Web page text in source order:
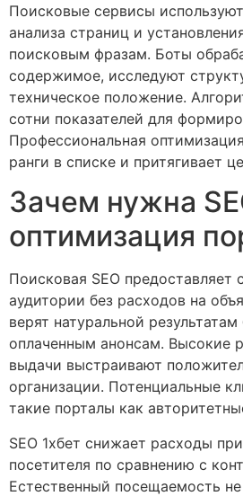
Поисковые сервисы
анализа страниц и
поисковым фразам. Боты
содержимое, исследуют
техническое положение.
сотни показателей для
Профессиональная
ранги в списке и притягивает
Зачем нужна
оптимизация
Поисковая SEO предоставляет
аудитории без расходов на
верят натуральной
оплаченным анонсам. Высокие
выдачи выстраивают
организации. Потенциальные
такие порталы как
SEO 1хбет снижает расходы
посетителя по сравнению с
Естественный посещаемость